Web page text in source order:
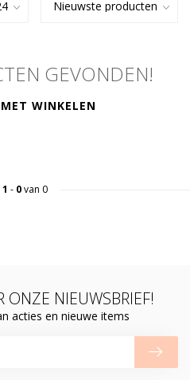
GEVONDEN!
WINKELEN
1 - 0van 0
ONZE NIEUWSBRIEF!
acties en nieuwe items